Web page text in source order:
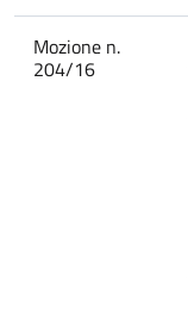
Mozione n.
204/16